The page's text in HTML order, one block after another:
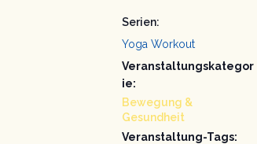
Serien:
Yoga Workout
Veranstaltungskategor
ie:
Bewegung &
Gesundheit
Veranstaltung-Tags: